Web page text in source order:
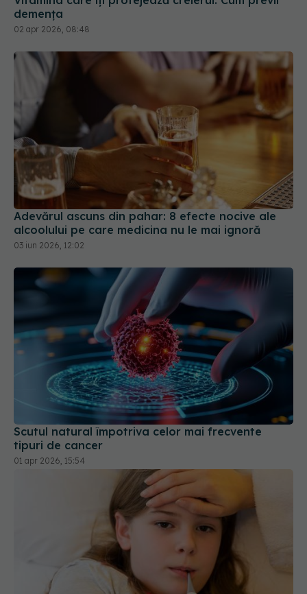
Adevărul ascuns din pahar: 8 efecte nocive ale
alcoolului pe care medicina nu le mai ignoră
03 iun 2026, 12:02
Scutul natural împotriva celor mai frecvente
tipuri de cancer
01 apr 2026, 15:54